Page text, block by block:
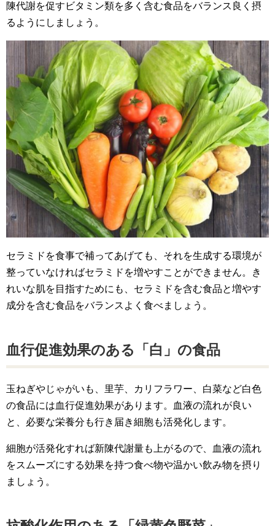
陳代謝を促すビタミン類を多く含む食品をバランス良く摂
るようにしましょう。
セラミドを食事で補ってあげても、それを生成する環境が
整っていなければセラミドを増やすことができません。き
れいな肌を目指すためにも、セラミドを含む食品と増やす
成分を含む食品をバランスよく食べましょう。
血行促進効果のある「白」の食品
玉ねぎやじゃがいも、里芋、カリフラワー、白菜など白色
の食品には血行促進効果があります。血液の流れが良い
と、必要な栄養分も行き届き細胞も活発化します。
細胞が活発化すれば新陳代謝量も上がるので、血液の流れ
をスムーズにする効果を持つ食べ物や温かい飲み物を摂り
ましょう。